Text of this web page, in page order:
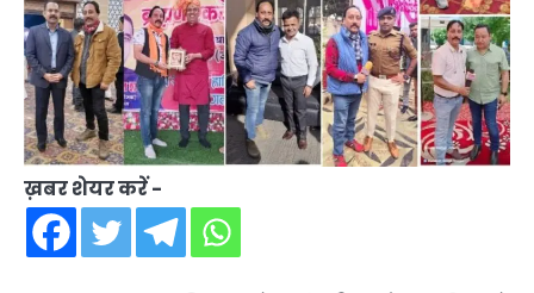
ख़बर शेयर करें -